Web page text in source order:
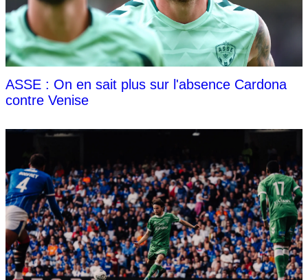
ASSE : On en sait plus sur l'absence Cardona
contre Venise